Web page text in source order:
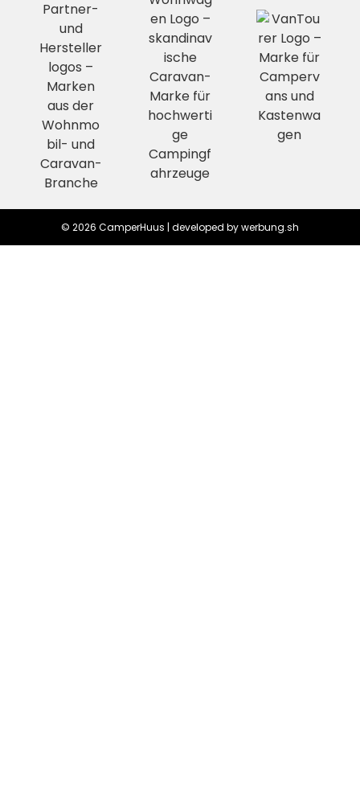
© 2026 CamperHuus | developed bywerbung.sh